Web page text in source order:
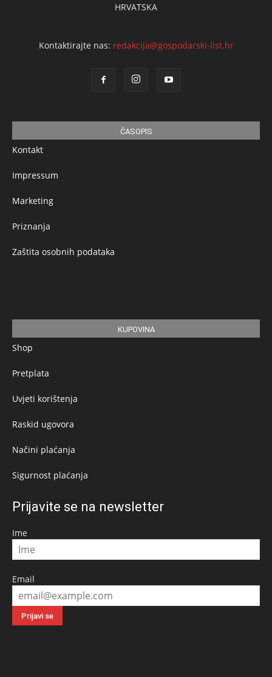
HRVATSKA
Kontaktirajte nas: redakcija@gospodarski-list.hr
ČASOPIS
Kontakt
Impressum
Marketing
Priznanja
Zaštita osobnih podataka
KUPOVINA
Shop
Pretplata
Uvjeti korištenja
Raskid ugovora
Načini plaćanja
Sigurnost plaćanja
Prijavite se na newsletter
Ime
Email